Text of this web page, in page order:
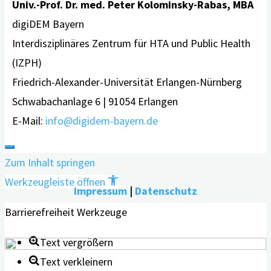
Univ.-Prof. Dr. med. Peter Kolominsky-Rabas, MBA
digiDEM Bayern
Interdisziplinäres Zentrum für HTA und Public Health
(IZPH)
Friedrich-Alexander-Universität Erlangen-Nürnberg
Schwabachanlage 6 | 91054 Erlangen
E-Mail: info@digidem-bayern.de
Impressum | Datenschutz
Zum Inhalt springen
Werkzeugleiste öffnen
Barrierefreiheit Werkzeuge
Text vergrößern
Text verkleinern